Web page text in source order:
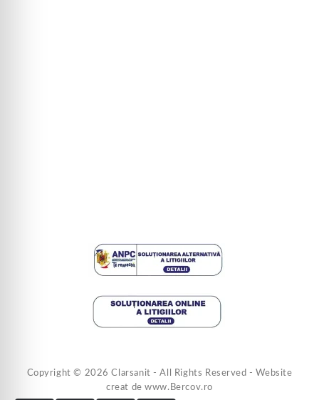
Copyright © 2026 Clarsanit - All Rights Reserved - Website
creat de www.Bercov.ro